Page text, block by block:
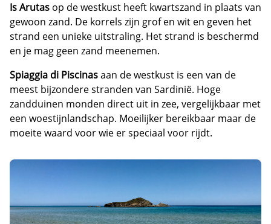
Is Arutas op de westkust heeft kwartszand in plaats van
gewoon zand. De korrels zijn grof en wit en geven het
strand een unieke uitstraling. Het strand is beschermd
en je mag geen zand meenemen.
Spiaggia di Piscinasaan de westkust is een van de
meest bijzondere stranden van Sardinië. Hoge
zandduinen monden direct uit in zee, vergelijkbaar met
een woestijnlandschap. Moeilijker bereikbaar maar de
moeite waard voor wie er speciaal voor rijdt.